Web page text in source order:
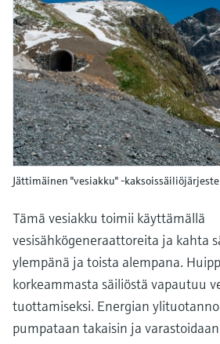
Jättimäinen "vesiakku" -
Tämä vesiakku toimii käyttämällä
vesisähkögeneraattoreita ja kahta
ylempänä ja toista alempana.
korkeammasta säiliöstä vapautuu
tuottamiseksi. Energian
pumpataan takaisin ja